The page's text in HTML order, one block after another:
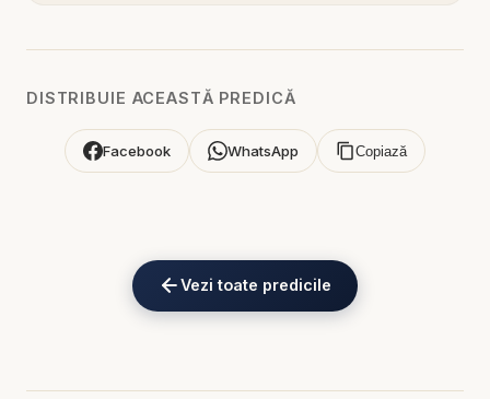
Petru a învățat prin cădere și restaurare. Fiecare
Dumnezeu, o treaptă spre maturitate spirituală.
întrebăm „de ce?”, alteori ne simțim nedreptățiți,
obosiți sau confuzi. Dar credința ne cheamă să nu
din ceea ce pare pierdere.
DISTRIBUIE ACEASTĂ PREDICĂ
Facebook WhatsApp Copiază
Vezi toate predicile